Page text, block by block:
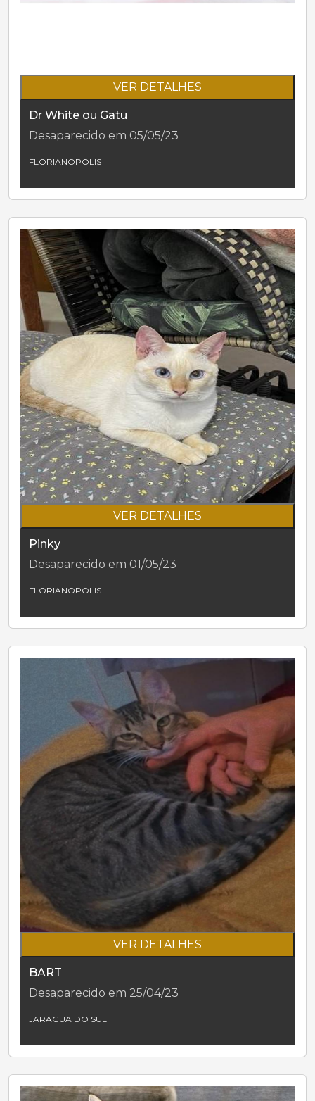
VER DETALHES
Dr White ou Gatu
Desaparecido em 05/05/23
FLORIANOPOLIS
VER DETALHES
Pinky
Desaparecido em 01/05/23
FLORIANOPOLIS
VER DETALHES
BART
Desaparecido em 25/04/23
JARAGUA DO SUL